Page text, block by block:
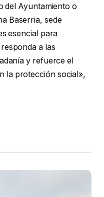
del Ayuntamiento o
Baserria, sede
esencial para
a las
y refuerce el
la protección social»,